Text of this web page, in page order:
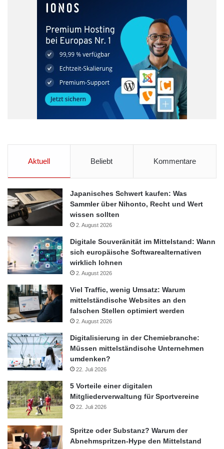
der Mitte der Fahrstreifen fährt. Dies fällt laut dem StVO unter
den Strafbestand der Nötigung. Dasselbe gilt für jene, die
vielleicht einfach aus Freundlichkeit gleich mehrere Autos
einscheren lassen. Sie hindern damit die nachkommenden
Fahrzeuge auf der eigenen Spur an der fließenden Fahrt.
Handelt es sich jedoch um ein oder zwei einscherende Autos
wird die Regel allerdings weniger streng angewandt.
Bisweilen befinden sich die Engstellen auf der Höhe einer
Beschleunigungsspur einer Autobahnauffahrt. In solchen Fällen
beachten und solange warten, bis sich eine Lücke bildet.
auch so auf ihre Spur einfädeln.
Quelle: djd
Auto Club Europa
Reißverschlussverfahren
Aktuell Beliebt Kommentare
Japanisches Schwert kaufen: Was
Sammler über Nihonto, Recht und Wert
wissen sollten
2. August 2026
Digitale Souveränität im Mittelstand: Wann
sich europäische Softwarealternativen
wirklich lohnen
2. August 2026
Viel Traffic, wenig Umsatz: Warum
mittelständische Websites an den
falschen Stellen optimiert werden
2. August 2026
Digitalisierung in der Chemiebranche:
Müssen mittelständische Unternehmen
umdenken?
22. Juli 2026
5 Vorteile einer digitalen
Mitgliederverwaltung für Sportvereine
22. Juli 2026
Spritze oder Substanz? Warum der
Abnehmspritzen-Hype den Mittelstand